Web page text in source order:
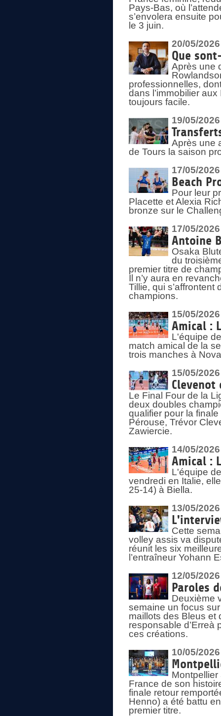
Pays-Bas, où
s’envolera ensuite
le 3 juin.
20/05/2026
Que
Après une
professionnelles,
dans l’immobilier
toujours facile.
19/05/2026
Après une
de Tours la saison
17/05/2026
Beach
Pour leur
Placette et Alexia
bronze sur le
17/05/2026
Antoine
Osaka
du
premier titre de
Il n’y aura en
Tillie, qui
champions.
15/05/2026
Amical :
L'équipe
match amical de la
trois manches à
15/05/2026
Le Final Four de la
deux doubles
qualifier pour la
Pérouse, Trévor
Zawiercie.
14/05/2026
Amical :
L'équipe
vendredi en Italie,
25-14) à Biella.
13/05/2026
Cette
volley assis va
réunit les six
l’entraîneur Yohann
12/05/2026
Paroles
Deuxième
semaine un focus
maillots des Bleus et
responsable d’Erreà
ces créations.
10/05/2026
France de son
finale retour
Henno) a été battu
premier titre.